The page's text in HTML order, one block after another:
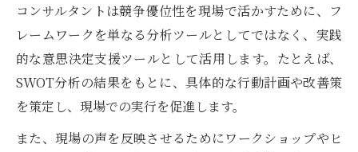
コンサルタントは競争優位性を現場で活かすために、フ
レームワークを単なる分析ツールとしてではなく、実践
的な意思決定支援ツールとして活用します。たとえば、
SWOT分析の結果をもとに、具体的な行動計画や改善策
を策定し、現場での実行を促進します。
また、現場の声を反映させるためにワークショップやヒ